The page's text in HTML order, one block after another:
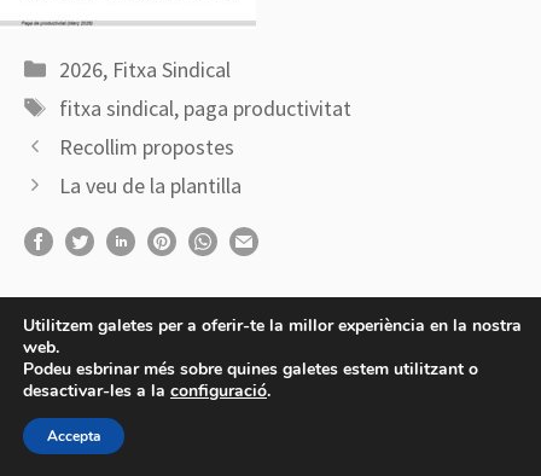
Categories
2026, Fitxa Sindical
Etiquetes
fitxa sindical, paga productivitat
Recollim propostes
La veu de la plantilla
© 2026 CCOO APP
Utilitzem galetes per a oferir-te la millor experiència en la nostra
web.
Podeu esbrinar més sobre quines galetes estem utilitzant o
desactivar-les a la configuració.
Accepta